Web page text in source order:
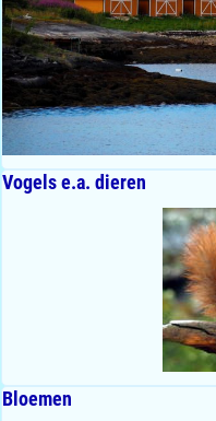
Vogels e.a. dieren
Bloemen